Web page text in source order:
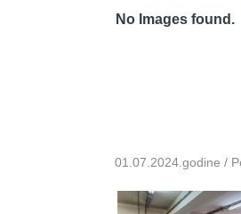
No Images found.
01.07.2024.godine /